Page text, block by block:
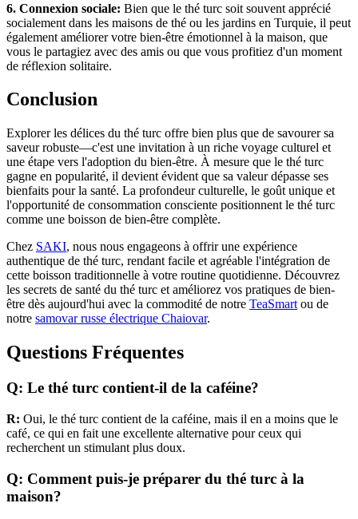
6. Connexion sociale: Bien que le thé turc soit souvent apprécié
socialement dans les maisons de thé ou les jardins en Turquie, il peut
également améliorer votre bien-être émotionnel à la maison, que
vous le partagiez avec des amis ou que vous profitiez d'un moment
de réflexion solitaire.
Conclusion
Explorer les délices du thé turc offre bien plus que de savourer sa
saveur robuste—c'est une invitation à un riche voyage culturel et
une étape vers l'adoption du bien-être. À mesure que le thé turc
gagne en popularité, il devient évident que sa valeur dépasse ses
bienfaits pour la santé. La profondeur culturelle, le goût unique et
l'opportunité de consommation consciente positionnent le thé turc
comme une boisson de bien-être complète.
Chez SAKI, nous nous engageons à offrir une expérience
authentique de thé turc, rendant facile et agréable l'intégration de
cette boisson traditionnelle à votre routine quotidienne. Découvrez
les secrets de santé du thé turc et améliorez vos pratiques de bien-
être dès aujourd'hui avec la commodité de notre TeaSmart ou de
notre samovar russe électrique Chaiovar.
Questions Fréquentes
Q: Le thé turc contient-il de la caféine?
R: Oui, le thé turc contient de la caféine, mais il en a moins que le
café, ce qui en fait une excellente alternative pour ceux qui
recherchent un stimulant plus doux.
Q: Comment puis-je préparer du thé turc à la
maison?